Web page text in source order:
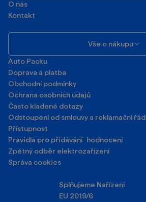
O nás
Kontakt
Vše o nákupu
Auto Packu
Doprava a platba
Obchodní podmínky
Ochrana osobních údajů
Často kladené dotazy
Odstoupení od smlouvy a reklamační řád
Přístupnost
Pravidla pro přidávání hodnocení
Zpětný odběr elektrozařízení
Správa cookies
Splňujeme Nařízení
EU 2019/6